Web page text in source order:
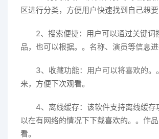
区进行分类，方便用户快速找到自己想要
2、搜索便捷：用户可以通过关键词
品，也可以根据。。名称、演员等信息进
3、收藏功能：用户可以将喜欢的。
来，方便下次观看。
4、离线缓存：该软件支持离线缓存
以在有网络的情况下下载喜欢的。。作
看。